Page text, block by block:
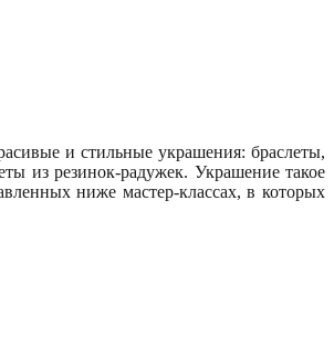
и стильные украшения: браслеты,
из резинок-радужек. Украшение такое
ниже мастер-классах, в которых